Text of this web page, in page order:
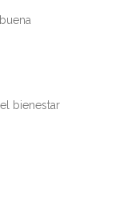
bienestar